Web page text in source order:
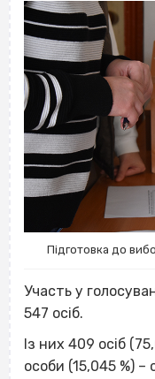
Підготовка до
Участь у
547 осіб.
Із них 409 осіб
особи (15,045 %)